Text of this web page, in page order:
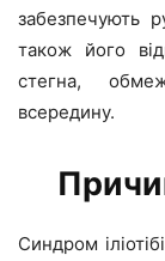
забезпечують
також його
стегна,
всередину.
Синдром